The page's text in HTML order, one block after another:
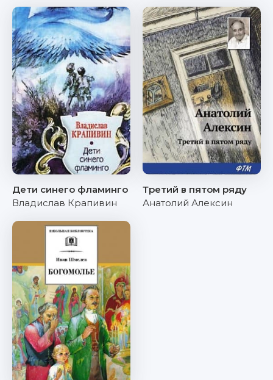
Дети синего фламинго
Владислав Крапивин
Третий в пятом ряду
Анатолий Алексин